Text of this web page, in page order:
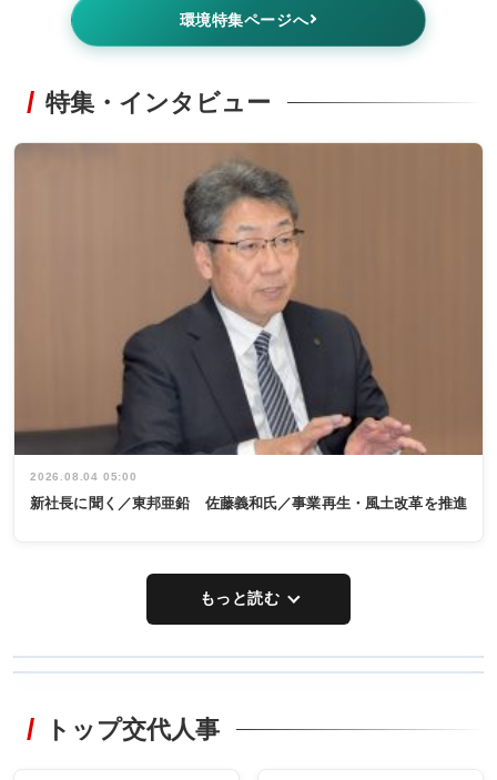
環境特集ページへ
特集・インタビュー
2026.08.04 05:00
新社長に聞く／東邦亜鉛 佐藤義和氏／事業再生・風土改革を推進
もっと読む
非鉄業界で
タックトレー
トップ交代人事